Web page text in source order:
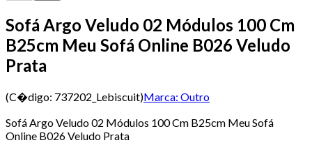
Sofá Argo Veludo 02 Módulos 100 Cm
B25cm Meu Sofá Online B026 Veludo
Prata
(C�digo: 737202_Lebiscuit)Marca: Outro
Sofá Argo Veludo 02 Módulos 100 Cm B25cm Meu Sofá
Online B026 Veludo Prata